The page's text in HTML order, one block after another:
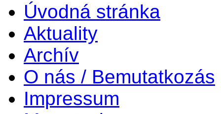
Úvodná stránka
Aktuality
Archív
O nás / Bemutatkozás
Impressum